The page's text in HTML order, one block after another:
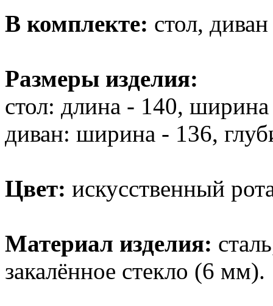
В комплекте: стол,
Размеры изделия:
стол: длина - 140,
диван: ширина - 136,
Цвет: искусственный
Материал изделия:
закалённое стекло (6 мм).